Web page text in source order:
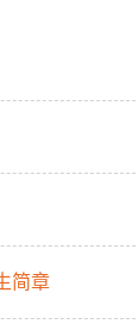
简章